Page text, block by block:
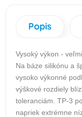
Popis
Vysoký výkon -
Na báze silikónu a
vysoko výkonné
výškové rozdiely
toleranciám. TP-3
napriek extrémne